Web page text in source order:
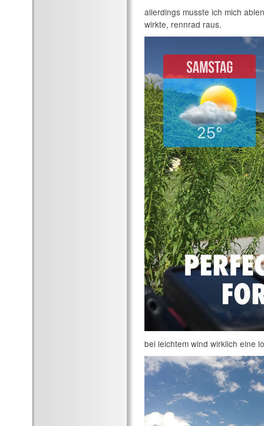
allerdings musste ich mich
wirkte, rennrad raus.
bei leichtem wind wirklich eine